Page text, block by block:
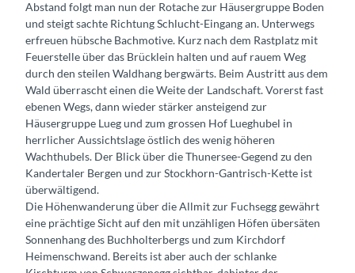
Abstand folgt man nun der Rotache zur Häusergruppe Boden
und steigt sachte Richtung Schlucht-Eingang an. Unterwegs
erfreuen hübsche Bachmotive. Kurz nach dem Rastplatz mit
Feuerstelle über das Brücklein halten und auf rauem Weg
durch den steilen Waldhang bergwärts. Beim Austritt aus dem
Wald überrascht einen die Weite der Landschaft. Vorerst fast
ebenen Wegs, dann wieder stärker ansteigend zur
Häusergruppe Lueg und zum grossen Hof Lueghubel in
herrlicher Aussichtslage östlich des wenig höheren
Wachthubels. Der Blick über die Thunersee-Gegend zu den
Kandertaler Bergen und zur Stockhorn-Gantrisch-Kette ist
überwältigend.
Die Höhenwanderung über die Allmit zur Fuchsegg gewährt
eine prächtige Sicht auf den mit unzähligen Höfen übersäten
Sonnenhang des Buchholterbergs und zum Kirchdorf
Heimenschwand. Bereits ist aber auch der schlanke